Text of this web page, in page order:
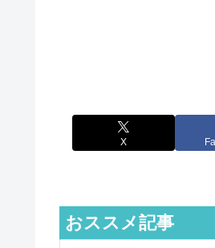
X
おススメ記事